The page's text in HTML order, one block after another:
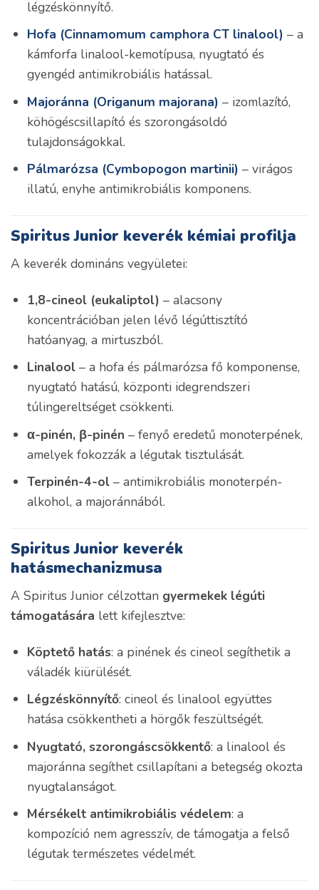
légzéskönnyítő.
Hofa (Cinnamomum camphora CT linalool) – a
kámforfa linalool-kemotípusa, nyugtató és
gyengéd antimikrobiális hatással.
Majoránna (Origanum majorana) – izomlazító,
köhögéscsillapító és szorongásoldó
tulajdonságokkal.
Pálmarózsa (Cymbopogon martinii) – virágos
illatú, enyhe antimikrobiális komponens.
Spiritus Junior keverék kémiai profilja
A keverék domináns vegyületei:
1,8-cineol (eukaliptol) – alacsony
koncentrációban jelen lévő légúttisztító
hatóanyag, a mirtuszból.
Linalool– a hofa és pálmarózsa fő komponense,
nyugtató hatású, központi idegrendszeri
túlingereltséget csökkenti.
α-pinén, β-pinén – fenyő eredetű monoterpének,
amelyek fokozzák a légutak tisztulását.
Terpinén-4-ol– antimikrobiális monoterpén-
alkohol, a majoránnából.
Spiritus Junior keverék
hatásmechanizmusa
A Spiritus Junior célzottan gyermekek légúti
támogatására lett kifejlesztve:
Köptető hatás: a pinének és cineol segíthetik a
váladék kiürülését.
Légzéskönnyítő: cineol és linalool együttes
hatása csökkentheti a hörgők feszültségét.
Nyugtató, szorongáscsökkentő: a linalool és
majoránna segíthet csillapítani a betegség okozta
nyugtalanságot.
Mérsékelt antimikrobiális védelem: a
kompozíció nem agresszív, de támogatja a felső
légutak természetes védelmét.